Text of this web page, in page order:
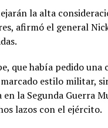
la alta
afirmó el general
que había pedido una
estilo militar,
la Segunda Guerra
lazos con el ejército.